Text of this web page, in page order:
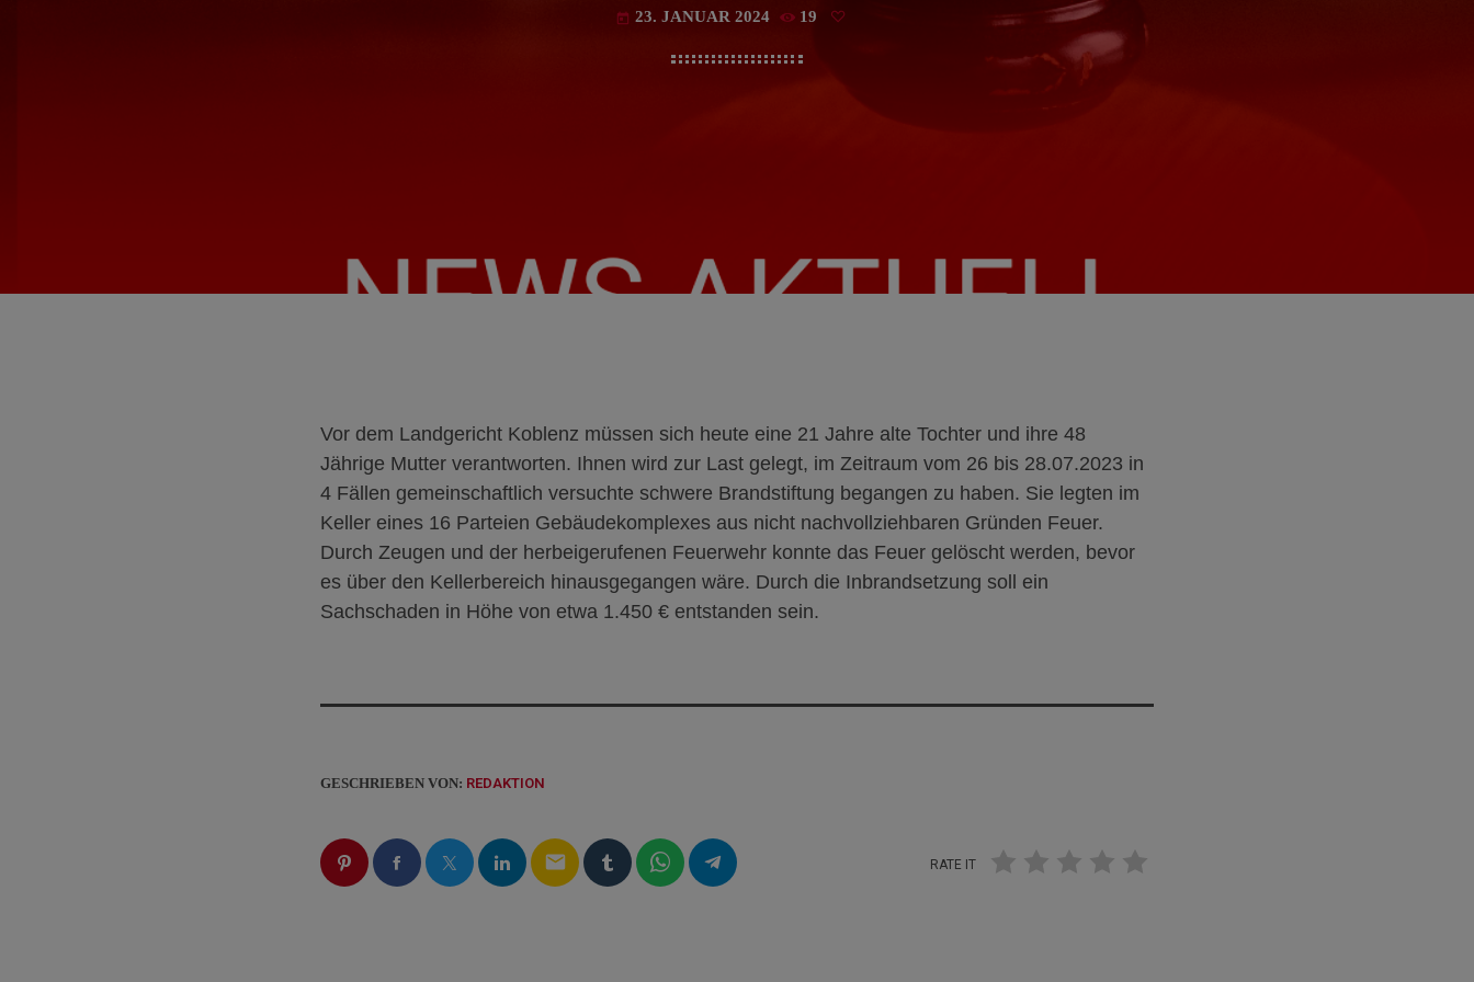
today 23. JANUAR 2024 19
Vor dem Landgericht Koblenz müssen sich heute eine 21 Jahre alte Tochter und ihre 48
Jährige Mutter verantworten. Ihnen wird zur Last gelegt, im Zeitraum vom 26 bis 28.07.2023 in
4 Fällen gemeinschaftlich versuchte schwere Brandstiftung begangen zu haben. Sie legten im
Keller eines 16 Parteien Gebäudekomplexes aus nicht nachvollziehbaren Gründen Feuer.
Durch Zeugen und der herbeigerufenen Feuerwehr konnte das Feuer gelöscht werden, bevor
es über den Kellerbereich hinausgegangen wäre. Durch die Inbrandsetzung soll ein
Sachschaden in Höhe von etwa 1.450 € entstanden sein.
GESCHRIEBEN VON: REDAKTION
email RATE IT